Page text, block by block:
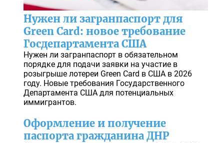
Нужен ли загранпаспорт для
Green Card: новое требование
Госдепартамента США
Нужен ли загранпаспорт в обязательном
порядке для подачи заявки на участие в
розыгрыше лотереи Green Card в США в 2026
году. Новые требования Государственного
Департамента США для потенциальных
иммигрантов.
Оформление и получение
паспорта гражданина ДНР